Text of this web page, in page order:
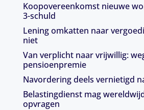
Koopovereenkomst nieuwe
3-schuld
Lening omkatten naar
niet
Van verplicht naar vrijwillig:
pensioenpremie
Navordering deels vernietigd
Belastingdienst mag
opvragen